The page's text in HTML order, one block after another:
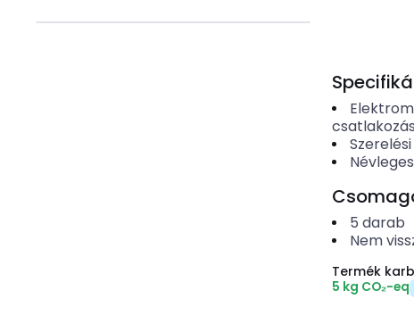
csatlakozás
5 darab
Nem
Termék
5 kg CO₂-eq